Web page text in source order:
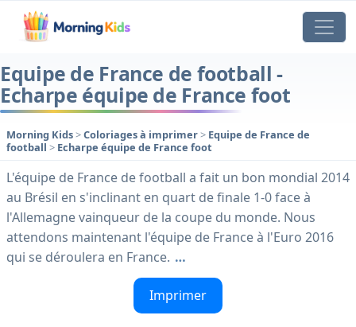
Equipe de France de football -
Echarpe équipe de France foot
Morning Kids>Coloriages à imprimer> Equipe de France de
football > Echarpe équipe de France foot
L'équipe de France de football a fait un bon mondial 2014
au Brésil en s'inclinant en quart de finale 1-0 face à
l'Allemagne vainqueur de la coupe du monde. Nous
attendons maintenant l'équipe de France à l'Euro 2016
qui se déroulera en France. …
Imprimer